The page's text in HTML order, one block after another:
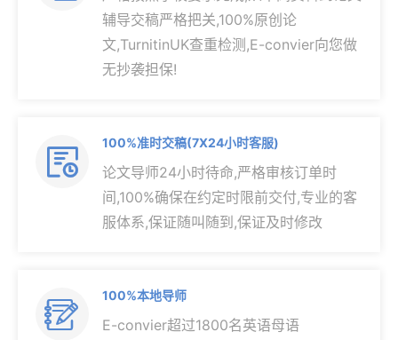
辅导交稿严格把关,100%原创论
文,TurnitinUK查重检测,E-convier向您做
无抄袭担保!

100%准时交稿(7X24小时客服)
论文导师24小时待命,严格审核订单时
间,100%确保在约定时限前交付,专业的客
服体系,保证随叫随到,保证及时修改

100%本地导师
E-convier超过1800名英语母语